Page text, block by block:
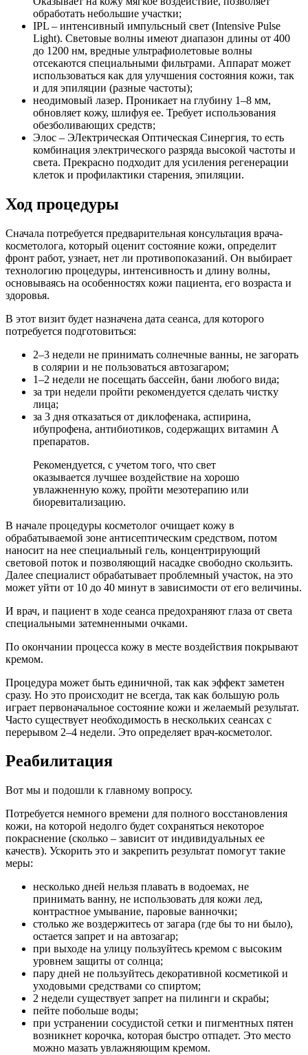
обработать небольшие участки;
IPL – интенсивный импульсный свет (Intensive Pulse
Light). Световые волны имеют диапазон длины от 400
до 1200 нм, вредные ультрафиолетовые волны
отсекаются специальными фильтрами. Аппарат может
использоваться как для улучшения состояния кожи, так
и для эпиляции (разные частоты);
неодимовый лазер. Проникает на глубину 1–8 мм,
обновляет кожу, шлифуя ее. Требует использования
обезболивающих средств;
Элос – ЭЛектрическая Оптическая Синергия, то есть
комбинация электрического разряда высокой частоты и
света. Прекрасно подходит для усиления регенерации
клеток и профилактики старения, эпиляции.
Ход процедуры
Сначала потребуется предварительная консультация врача-
косметолога, который оценит состояние кожи, определит
фронт работ, узнает, нет ли противопоказаний. Он выбирает
технологию процедуры, интенсивность и длину волны,
основываясь на особенностях кожи пациента, его возраста и
здоровья.
В этот визит будет назначена дата сеанса, для которого
потребуется подготовиться:
2–3 недели не принимать солнечные ванны, не загорать
в солярии и не пользоваться автозагаром;
1–2 недели не посещать бассейн, бани любого вида;
за три недели пройти рекомендуется сделать чистку
лица;
за 3 дня отказаться от диклофенака, аспирина,
ибупрофена, антибиотиков, содержащих витамин А
препаратов.
Рекомендуется, с учетом того, что свет
оказывается лучшее воздействие на хорошо
увлажненную кожу, пройти мезотерапию или
биоревитализацию.
В начале процедуры косметолог очищает кожу в
обрабатываемой зоне антисептическим средством, потом
наносит на нее специальный гель, концентрирующий
световой поток и позволяющий насадке свободно скользить.
Далее специалист обрабатывает проблемный участок, на это
может уйти от 10 до 40 минут в зависимости от его величины.
И врач, и пациент в ходе сеанса предохраняют глаза от света
специальными затемненными очками.
По окончании процесса кожу в месте воздействия покрывают
кремом.
Процедура может быть единичной, так как эффект заметен
сразу. Но это происходит не всегда, так как большую роль
играет первоначальное состояние кожи и желаемый результат.
Часто существует необходимость в нескольких сеансах с
перерывом 2–4 недели. Это определяет врач-косметолог.
Реабилитация
Вот мы и подошли к главному вопросу.
Потребуется немного времени для полного восстановления
кожи, на которой недолго будет сохраняться некоторое
покраснение (сколько – зависит от индивидуальных ее
качеств). Ускорить это и закрепить результат помогут такие
меры:
несколько дней нельзя плавать в водоемах, не
принимать ванну, не использовать для кожи лед,
контрастное умывание, паровые ванночки;
столько же воздержитесь от загара (где бы то ни было),
остается запрет и на автозагар;
при выходе на улицу пользуйтесь кремом с высоким
уровнем защиты от солнца;
пару дней не пользуйтесь декоративной косметикой и
уходовыми средствами со спиртом;
2 недели существует запрет на пилинги и скрабы;
пейте побольше воды;
при устранении сосудистой сетки и пигментных пятен
возникнет корочка, которая быстро отпадет. Это место
можно мазать увлажняющим кремом.